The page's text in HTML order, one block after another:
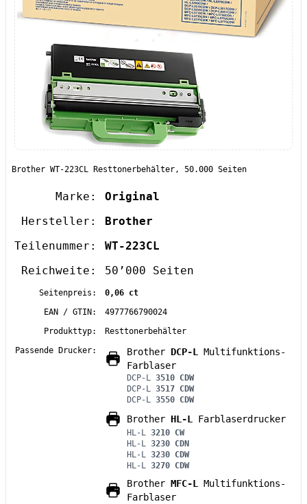
Brother WT-223CL Resttonerbehälter, 50.000 Seiten
Marke:
Original
Hersteller:
Brother
Teilenummer:
WT-223CL
Reichweite:
50’000 Seiten
Seitenpreis:
0,06 ct
EAN / GTIN:
4977766790024
Produkttyp:
Resttonerbehälter
Passende Drucker:
Brother DCP-L
Multifunktions-
Farblaser
DCP-L 3510 CDW
DCP-L 3517 CDW
DCP-L 3550 CDW
Brother HL-L Farblaserdrucker
HL-L 3210 CW
HL-L 3230 CDN
HL-L 3230 CDW
HL-L 3270 CDW
Brother MFC-L
Multifunktions-
Farblaser